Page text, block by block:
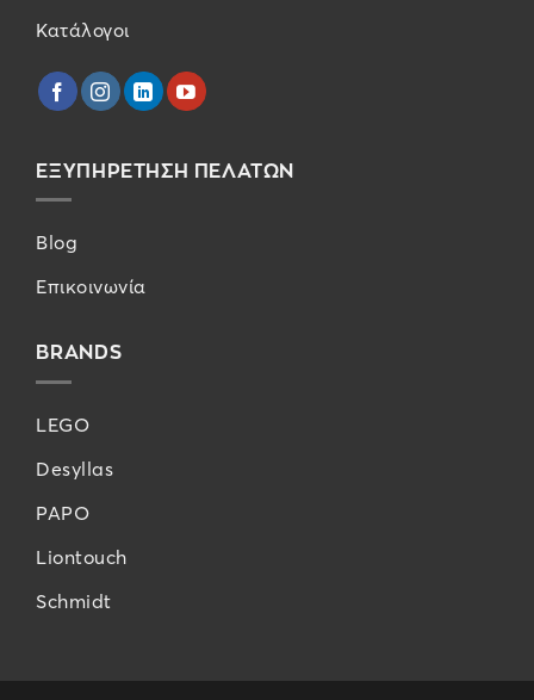
Κατάλογοι
ΕΞΥΠΗΡΕΤΗΣΗ ΠΕΛΑΤΩΝ
Blog
Επικοινωνία
BRANDS
LEGO
Desyllas
PAPO
Liontouch
Schmidt